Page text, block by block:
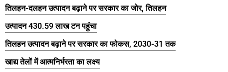
तिलहन-दलहन उत्पादन बढ़ाने पर सरकार का जोर, तिलहन
उत्पादन 430.59 लाख टन पहुंचा
तिलहन उत्पादन बढ़ाने पर सरकार का फोकस, 2030-31 तक
खाद्य तेलों में आत्मनिर्भरता का लक्ष्य